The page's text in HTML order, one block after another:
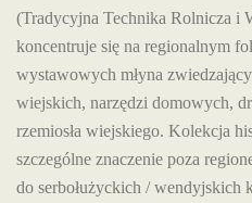
(Tradycyjna Technika Rolnicza i
koncentruje się na regionalnym
wystawowych młyna
wiejskich, narzędzi domowych,
rzemiosła wiejskiego. Kolekcja
szczególne znaczenie poza
do serbołużyckich / wendyjskich